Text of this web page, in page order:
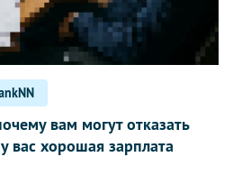
вам могут отказать
вас хорошая зарплата